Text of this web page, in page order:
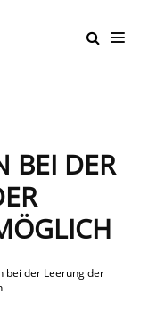
BEI DER
bei der Leerung der